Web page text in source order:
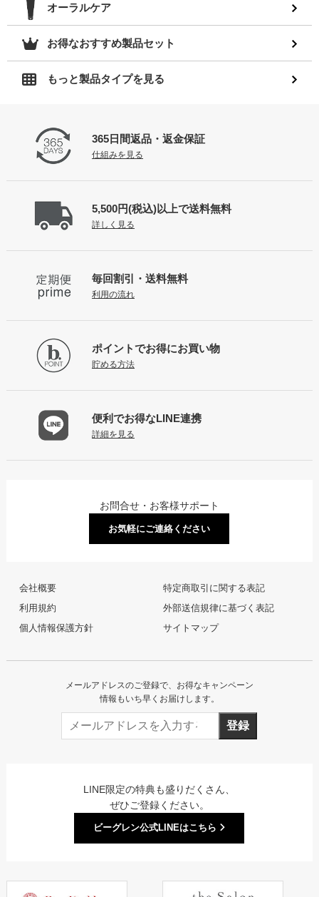
オーラルケア
お得なおすすめ製品セット
もっと製品タイプを見る
365日間返品 ・返金保証
仕組みを見る
5,500円(税込)以上で送料無料
詳しく見る
毎回割引・送料無料
利用の流れ
ポイントでお得にお買い物
貯める方法
便利でお得なLINE連携
詳細を見る
お問合せ・お客様サポート
お気軽にご連絡ください
会社概要
特定商取引に関する表記
利用規約
外部送信規律に基づく表記
個人情報保護方針
サイトマップ
メールアドレスのご登録で、お得なキャンペーン
情報もいち早くお届けします。
登録
LINE限定の特典も盛りだくさん、
ぜひご登録ください。
ビーグレン公式LINEはこちら